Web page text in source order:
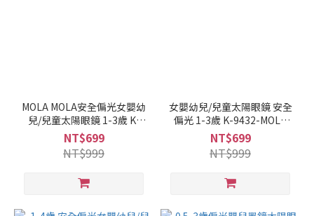
MOLA MOLA安全偏光女嬰幼
兒/兒童太陽眼鏡 1-3歲 K-
9432ca
NT$699
NT$999
女嬰幼兒/兒童太陽眼鏡 安全
偏光 1-3歲 K-9432-MOLA
MOLA
NT$699
NT$999